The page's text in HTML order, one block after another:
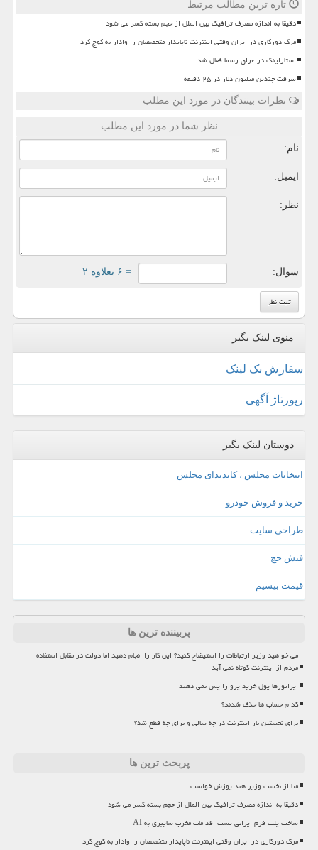
تازه ترین مطالب مرتبط
دقیقا به اندازه مصرف ترافیک بین الملل از حجم بسته کسر می شود
مرگ دورکاری در ایران وقتی اینترنت ناپایدار متخصصان را وادار به کوچ کرد
استارلینک در عراق رسما فعال شد
سرقت چندین میلیون دلار در ۲۵ دقیقه
نظرات بینندگان در مورد این مطلب
نظر شما در مورد این مطلب
نام:
ایمیل:
نظر:
سوال: = ۶ بعلاوه ۲
منوی لینک بگیر
سفارش بک لینک
رپورتاژ آگهی
دوستان لینک بگیر
انتخابات مجلس ، کاندیدای مجلس
خرید و فروش خودرو
طراحی سایت
فیش حج
قیمت بیسیم
پربیننده ترین ها
می خواهید وزیر ارتباطات را استیضاح کنید؟ این کار را انجام دهید اما دولت در مقابل استفاده
مردم از اینترنت کوتاه نمی آید
اپراتورها پول خرید پرو را پس نمی دهند
کدام حساب ها حذف شدند؟
برای نخستین بار اینترنت در چه سالی و برای چه قطع شد؟
پربحث ترین ها
متا از نخست وزیر هند پوزش خواست
دقیقا به اندازه مصرف ترافیک بین الملل از حجم بسته کسر می شود
ساخت پلت فرم ایرانی تست اقدامات مخرب سایبری به AI
مرگ دورکاری در ایران وقتی اینترنت ناپایدار متخصصان را وادار به کوچ کرد